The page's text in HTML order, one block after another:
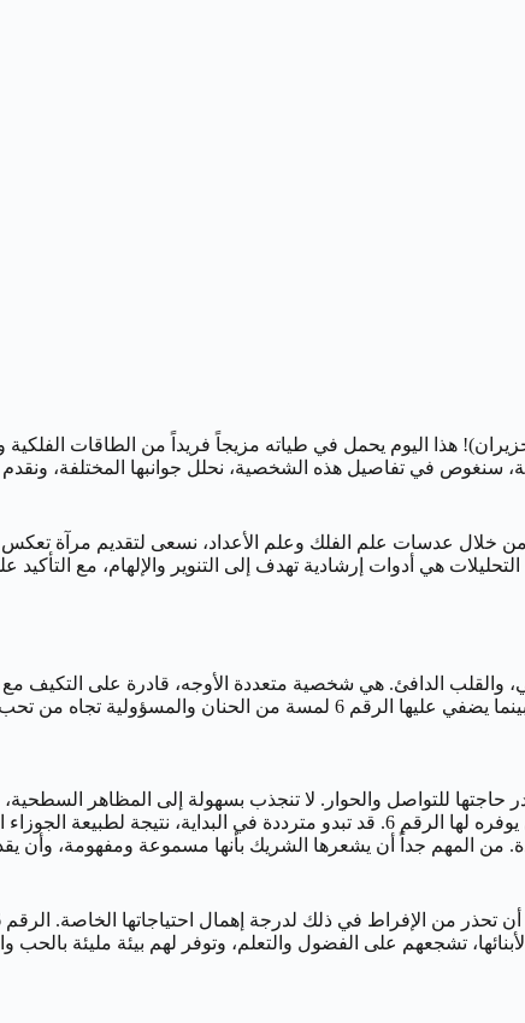
هذا اليوم يحمل في طياته مزيجاً فريداً من الطاقات
والمحبة التي يرمز إليها الرقم 6. في هذه المقالة، سنغوص في تفاصيل هذه
خلال عدسات علم الفلك وعلم الأعداد، نسعى لتقديم مرآة
هي أدوات إرشادية تهدف إلى التنوير والإلهام، مع
والقلب الدافئ. هي شخصية متعددة الأوجه، قادرة على
والمسؤولية تجاه من تحب.
الفكرية ويقدر حاجتها للتواصل والحوار. لا تنجذب بسهولة إلى
الحرية والاستقلالية، ولكنها في الوقت ذاته تقدر الاستقرار العاطفي الذي يوفره لها
المهم جداً أن يشعرها الشريك بأنها مسموعة ومفهومة، وأن يقدر
تشجعهم على الفضول والتعلم، وتوفر لهم بيئة مليئة بالحب